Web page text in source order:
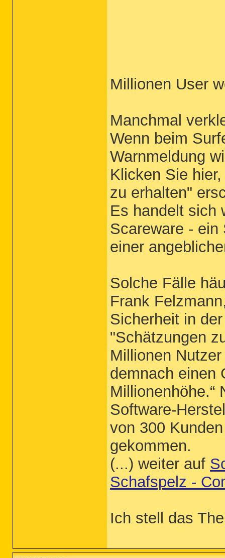
Millionen User
Manchmal
Wenn beim
Warnmeldung
Klicken Sie
zu erhalten"
Es handelt sich
Scareware - ein
einer
Solche Fälle
Frank
Sicherheit in
"Schätzungen
Millionen
demnach einen
Millionenhöhe.“
Software-
von 300
gekommen.
(...) weiter auf
Schafspelz -
Ich stell das